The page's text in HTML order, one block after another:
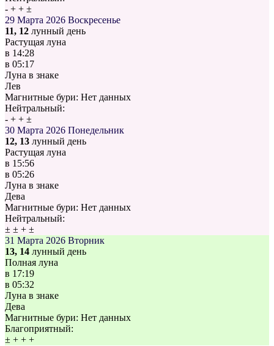
- + + ±
29 Марта 2026 Воскресенье
11, 12 лунный день
Растущая луна
в 14:28
в 05:17
Луна в знаке
Лев
Магнитные бури: Нет данных
Нейтральный:
- + + ±
30 Марта 2026 Понедельник
12, 13 лунный день
Растущая луна
в 15:56
в 05:26
Луна в знаке
Дева
Магнитные бури: Нет данных
Нейтральный:
± ± + ±
31 Марта 2026 Вторник
13, 14 лунный день
Полная луна
в 17:19
в 05:32
Луна в знаке
Дева
Магнитные бури: Нет данных
Благоприятный:
± + + +